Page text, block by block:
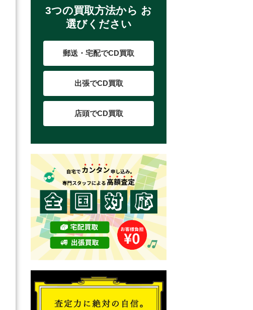
3つの買取方法から お
選びください
郵送・宅配でCD買取
出張でCD買取
店頭でCD買取